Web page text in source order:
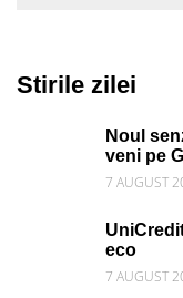
Stirile zilei
Noul
veni pe
7 AUGUST
eco
7 AUGUST